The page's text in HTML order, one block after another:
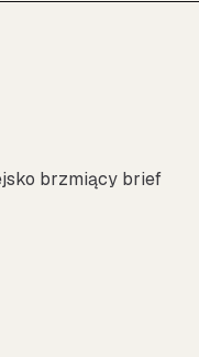
brzmiący brief